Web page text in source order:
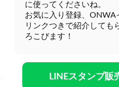
に使ってくださいね。
お気に入り登録、ONWA
リンクつきで紹介しても
ろこびます！
LINEスタンプ販